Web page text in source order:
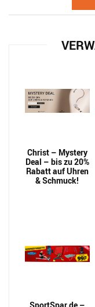
Christ – Mystery
Deal – bis zu 20%
Rabatt auf Uhren
& Schmuck!